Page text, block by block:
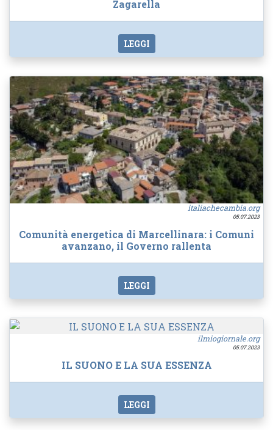
Zagarella
LEGGI
italiachecambia.org
05.07.2023
Comunità energetica di Marcellinara: i Comuni
avanzano, il Governo rallenta
LEGGI
ilmiogiornale.org
05.07.2023
IL SUONO E LA SUA ESSENZA
LEGGI